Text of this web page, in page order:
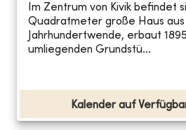
Im Zentrum von Kivik befindet
Quadratmeter große Haus
Jahrhundertwende, erbaut
umliegenden Grundstü...
Kalender auf